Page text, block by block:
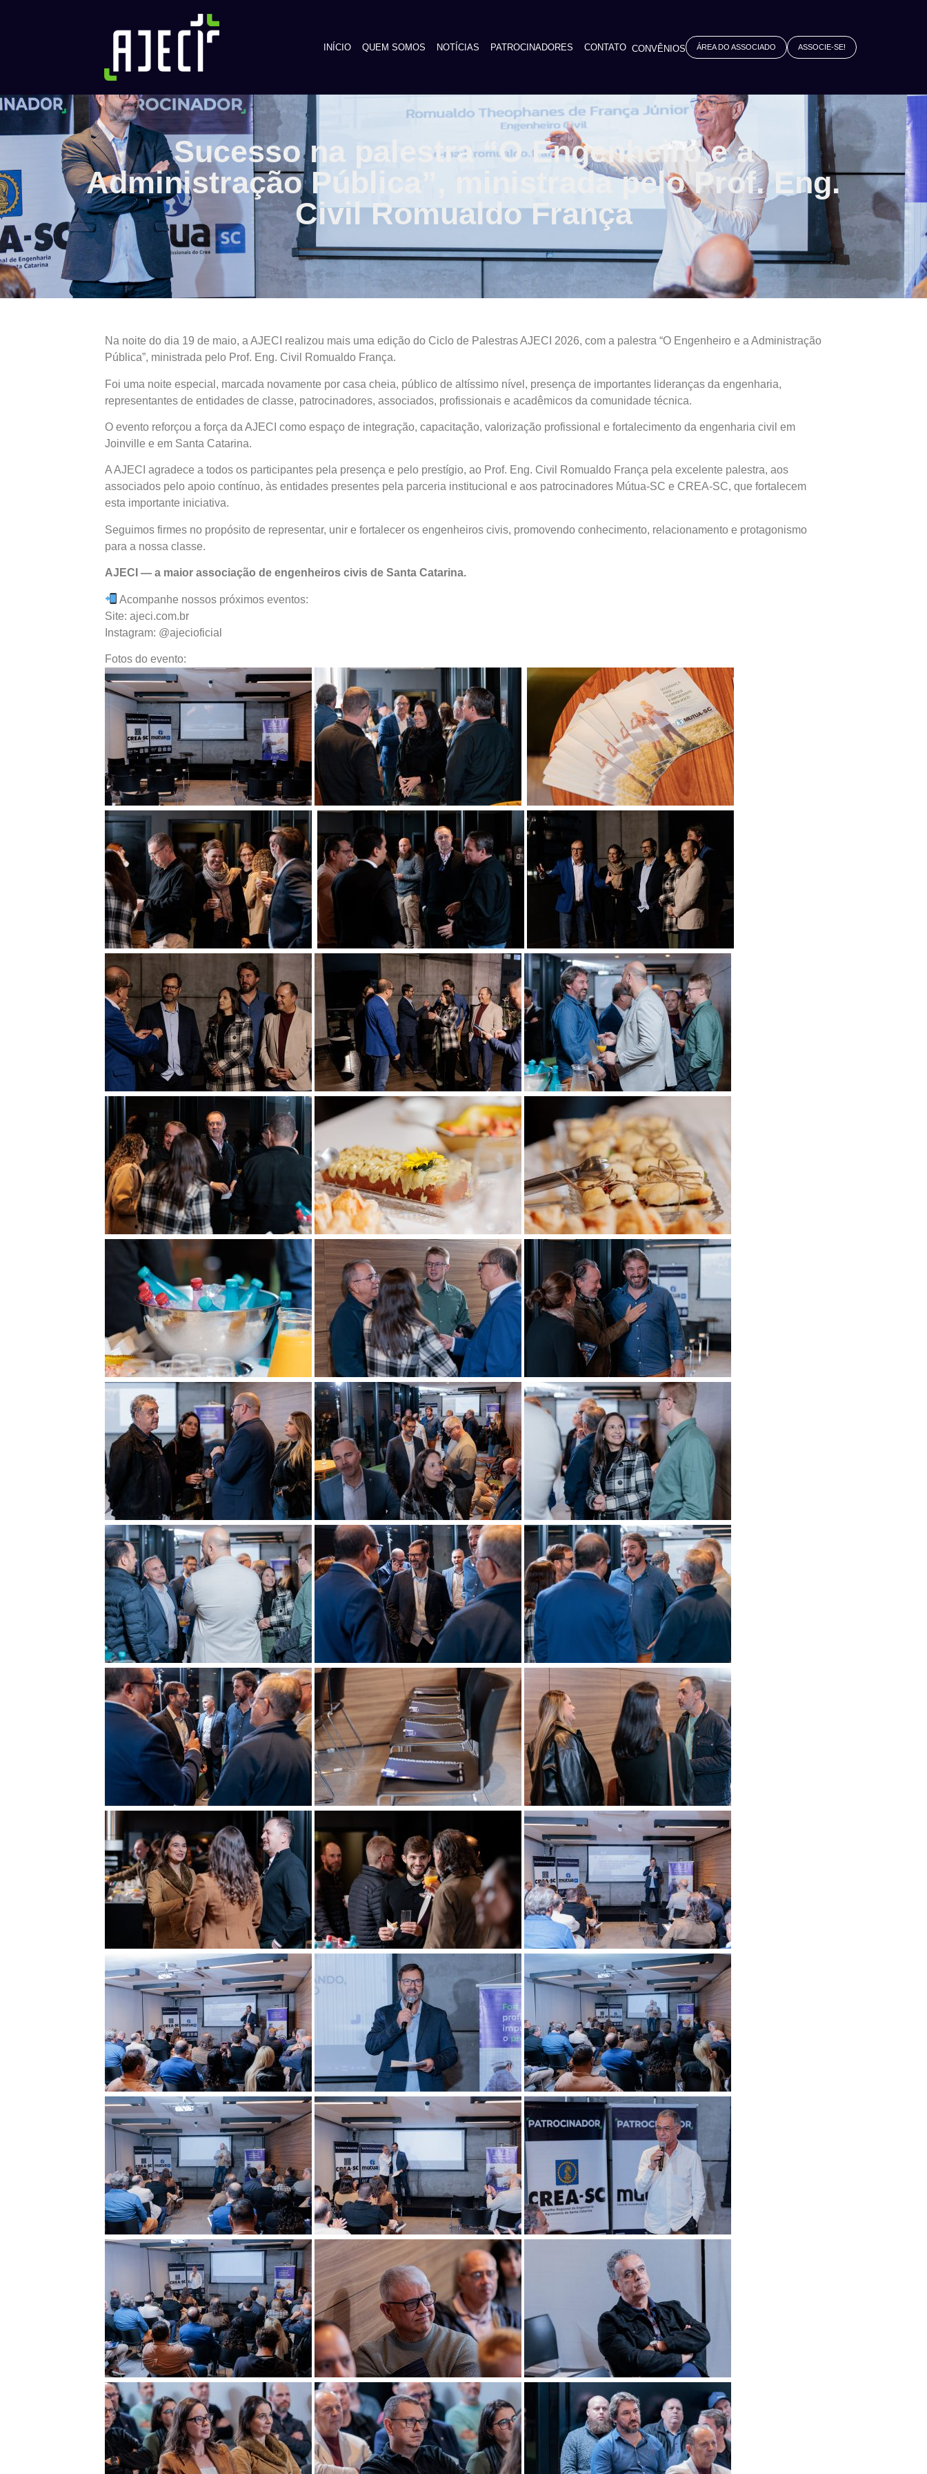
INÍCIO QUEM SOMOS NOTÍCIAS PATROCINADORES CONTATO CONVÊNIOS ÁREA DO ASSOCIADO ASSOCIE-SE!
Sucesso na palestra “O Engenheiro e a
Administração Pública”, ministrada pelo Prof. Eng.
Civil Romualdo França
Na noite do dia 19 de maio, a AJECI realizou mais uma edição do Ciclo de Palestras AJECI 2026, com a palestra “O Engenheiro e a Administração
Pública”, ministrada pelo Prof. Eng. Civil Romualdo França.
Foi uma noite especial, marcada novamente por casa cheia, público de altíssimo nível, presença de importantes lideranças da engenharia,
representantes de entidades de classe, patrocinadores, associados, profissionais e acadêmicos da comunidade técnica.
O evento reforçou a força da AJECI como espaço de integração, capacitação, valorização profissional e fortalecimento da engenharia civil em
Joinville e em Santa Catarina.
A AJECI agradece a todos os participantes pela presença e pelo prestígio, ao Prof. Eng. Civil Romualdo França pela excelente palestra, aos
associados pelo apoio contínuo, às entidades presentes pela parceria institucional e aos patrocinadores Mútua-SC e CREA-SC, que fortalecem
esta importante iniciativa.
Seguimos firmes no propósito de representar, unir e fortalecer os engenheiros civis, promovendo conhecimento, relacionamento e protagonismo
para a nossa classe.
AJECI — a maior associação de engenheiros civis de Santa Catarina.
Acompanhe nossos próximos eventos:
Site: ajeci.com.br
Instagram: @ajecioficial
Fotos do evento: